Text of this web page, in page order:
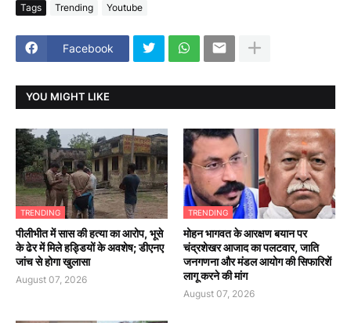
Tags Trending Youtube
Facebook
YOU MIGHT LIKE
TRENDING
पीलीभीत में सास की हत्या का आरोप, भूसे
के ढेर में मिले हड्डियों के अवशेष; डीएनए
जांच से होगा खुलासा
August 07, 2026
TRENDING
मोहन भागवत के आरक्षण बयान पर
चंद्रशेखर आजाद का पलटवार, जाति
जनगणना और मंडल आयोग की सिफारिशें
लागू करने की मांग
August 07, 2026